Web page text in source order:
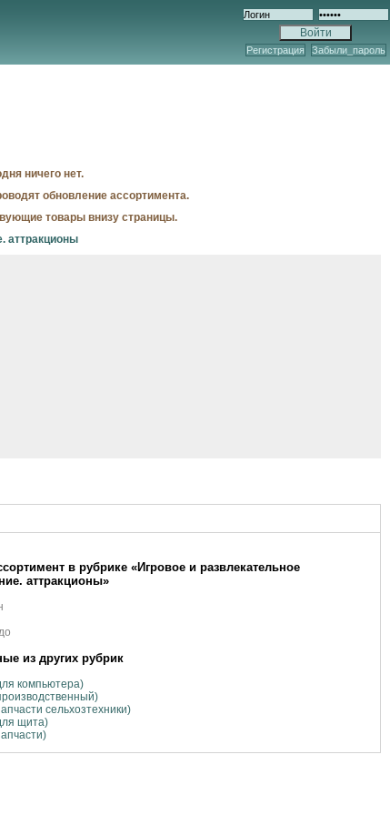
Регистрация Забыли_пароль
ничего нет.
обновление ассортимента.
товары внизу страницы.
аттракционы
в рубрике «Игровое и развлекательное
аттракционы»
из других рубрик
компьютера)
сельхозтехники)
щита)